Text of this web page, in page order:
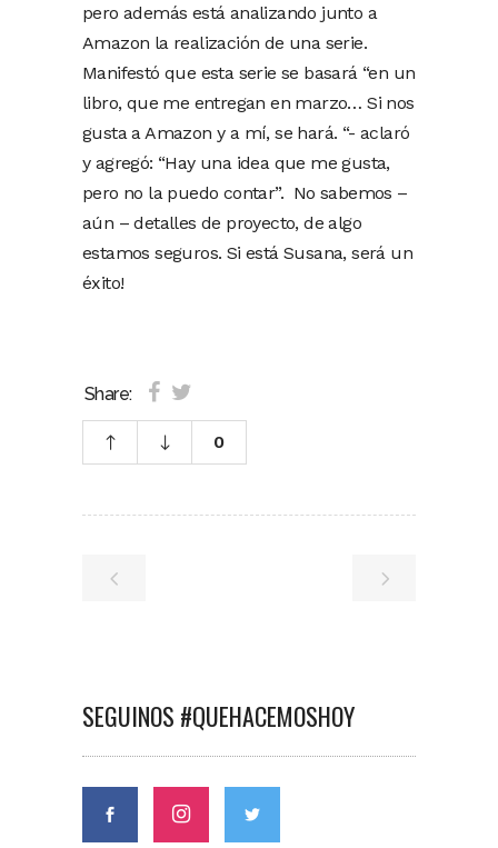
pero además está analizando junto a
Amazon la realización de una serie.
Manifestó que esta serie se basará “en un
libro, que me entregan en marzo… Si nos
gusta a Amazon y a mí, se hará. “- aclaró
y agregó: “Hay una idea que me gusta,
pero no la puedo contar”. No sabemos –
aún – detalles de proyecto, de algo
estamos seguros. Si está Susana, será un
éxito!
Share:
0
SEGUINOS #QUEHACEMOSHOY